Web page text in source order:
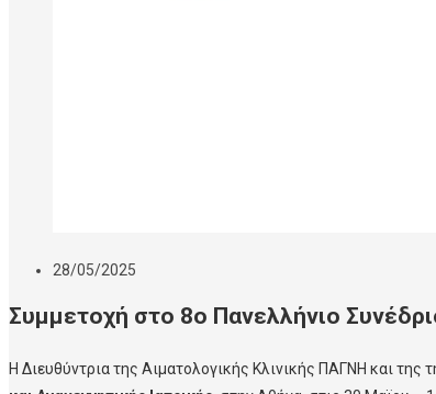
28/05/2025
Συμμετοχή στο 8ο Πανελλήνιο
Η Διευθύντρια της Αιματολογικής Κλινικής ΠΑΓΝΗ και